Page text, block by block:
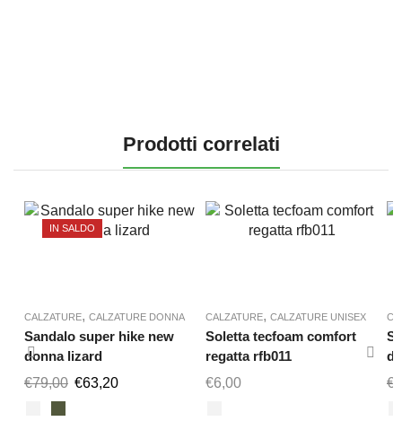
Prodotti correlati
IN SALDO
CALZATURE, CALZATURE DONNA
Sandalo super hike new
donna lizard
€79,00 €63,20
CALZATURE, CALZATURE UNISEX
Soletta tecfoam comfort
regatta rfb011
€6,00 €